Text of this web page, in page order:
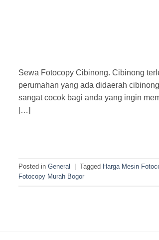
Sewa Fotocopy Cibinong. Cibinong
perumahan yang ada didaerah
sangat cocok bagi anda yang ingin
[…]
Posted in General Tagged Harga Mesin
Fotocopy Murah Bogor